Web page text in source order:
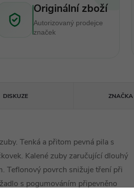
Originální zboží
Autorizovaný prodejce
značek
DISKUZE ZNAČKA
Tenká a přitom pevná pila s
Kalené zuby zaručující dlouhý
Teflonový povrch snižuje tření při
s pogumováním připevněno